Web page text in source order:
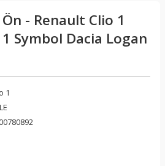
- Renault Clio 1
Symbol Dacia Logan
1